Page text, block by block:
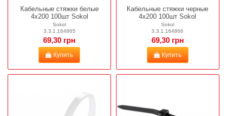
Кабельные стяжки белые
4х200 100шт Sokol
Sokol
3.3.1.164865
69,30 грн
Купить
Кабельные стяжки черные
4х200 100шт Sokol
Sokol
3.3.1.164866
69,30 грн
Купить